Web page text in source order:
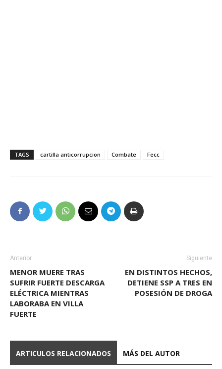
TAGS cartilla anticorrupcion Combate Fecc
Anterior
MENOR MUERE TRAS
SUFRIR FUERTE DESCARGA
ELÉCTRICA MIENTRAS
LABORABA EN VILLA
FUERTE
Siguiente
EN DISTINTOS HECHOS,
DETIENE SSP A TRES EN
POSESIÓN DE DROGA
ARTICULOS RELACIONADOS MÁS DEL AUTOR